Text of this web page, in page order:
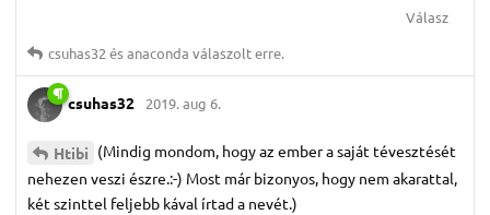
Válasz
csuhas32 ésanaconda válaszolt erre.
csuhas32 2019. aug 6.
Htibi (Mindig mondom, hogy az ember a saját tévesztését
nehezen veszi észre.:-) Most már bizonyos, hogy nem akarattal,
két szinttel feljebb kával írtad a nevét.)